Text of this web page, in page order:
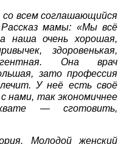
всем соглашающийся
мамы: «Мы всё
наша очень хорошая,
здоровенькая,
Она врач
зато профессия
У неё есть своё
нами, так экономичнее
— сготовить,
Молодой женский